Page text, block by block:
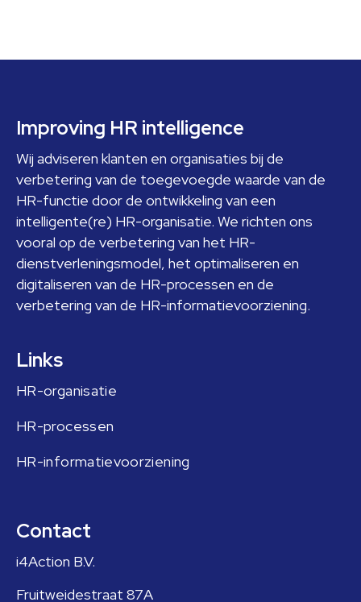
Footer
Improving HR intelligence
Wij adviseren klanten en organisaties bij de
verbetering van de toegevoegde waarde van de
HR-functie door de ontwikkeling van een
intelligente(re) HR-organisatie. We richten ons
vooral op de verbetering van het HR-
dienstverleningsmodel, het optimaliseren en
digitaliseren van de HR-processen en de
verbetering van de HR-informatievoorziening.
Links
HR-organisatie
HR-processen
HR-informatievoorziening
Contact
i4Action B.V.
Fruitweidestraat 87A